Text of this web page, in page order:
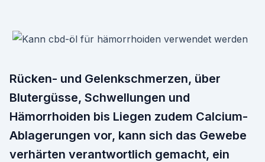
Rücken- und Gelenkschmerzen, über
Blutergüsse, Schwellungen und
Hämorrhoiden bis Liegen zudem Calcium-
Ablagerungen vor, kann sich das Gewebe
verhärten verantwortlich gemacht, ein